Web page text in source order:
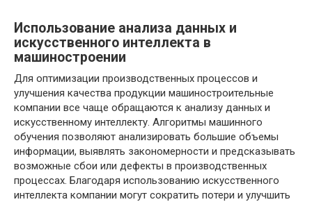
Использование анализа данных и
искусственного интеллекта в
машиностроении
Для оптимизации производственных процессов и
улучшения качества продукции машиностроительные
компании все чаще обращаются к анализу данных и
искусственному интеллекту. Алгоритмы машинного
обучения позволяют анализировать большие объемы
информации, выявлять закономерности и предсказывать
возможные сбои или дефекты в производственных
процессах. Благодаря использованию искусственного
интеллекта компании могут сократить потери и улучшить